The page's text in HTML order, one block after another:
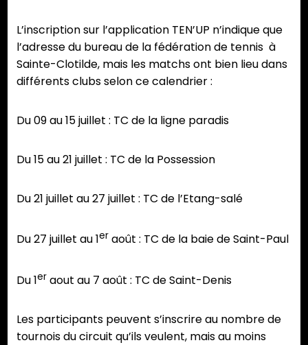
L’inscription sur l’application TEN’UP n’indique que
l’adresse du bureau de la fédération de tennis à
Sainte-Clotilde, mais les matchs ont bien lieu dans
différents clubs selon ce calendrier :
Du 09 au 15 juillet : TC de la ligne paradis
Du 15 au 21 juillet : TC de la Possession
Du 21 juillet au 27 juillet : TC de l’Etang-salé
Du 27 juillet au 1er août : TC de la baie de Saint-Paul
Du 1er aout au 7 août : TC de Saint-Denis
Les participants peuvent s’inscrire au nombre de
tournois du circuit qu’ils veulent, mais au moins